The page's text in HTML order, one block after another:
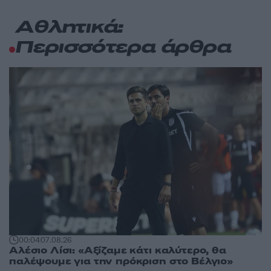
Αθλητικά:
Περισσότερα άρθρα
00:0407.08.26
Αλέσιο Λίσι: «Αξίζαμε κάτι καλύτερο, θα
παλέψουμε για την πρόκριση στο Βέλγιο»